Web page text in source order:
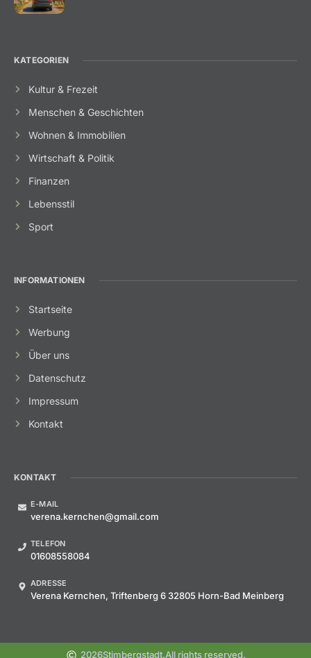
KATEGORIEN
Kultur & Frezeit
Menschen & Geschichten
Wohnen & Immobilien
Wirtschaft & Politik
Finanzen
Lebensstil
Sport
INFORMATIONEN
Startseite
Werbung
Über uns
Datenschutz
Impressum
Kontakt
KONTAKT
E-MAIL
verena.kernchen@gmail.com
TELEFON
01608558084
ADRESSE
Verena Kernchen, Triftenberg 6 32805 Horn-Bad Meinberg
2026Stimbergstadt.All rights reserved.